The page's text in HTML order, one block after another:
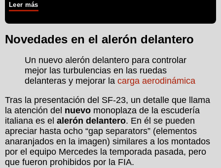
Leer más
Novedades en el alerón delantero
Un nuevo alerón delantero para controlar
mejor las turbulencias en las ruedas
delanteras y mejorar la carga aerodinámica
Tras la presentación del SF-23, un detalle que llama
la atención del nuevo monoplaza de la escudería
italiana es el alerón delantero. En él se pueden
apreciar hasta ocho “gap separators” (elementos
anaranjados en la imagen) similares a los montados
por el equipo Mercedes la temporada pasada, pero
que fueron prohibidos por la FIA.